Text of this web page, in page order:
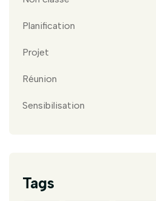
Planification
Projet
Réunion
Sensibilisation
Tags